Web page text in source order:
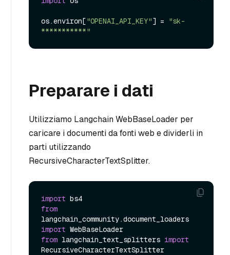
os.environ["OPENAI_API_KEY"] =
"sk-
***********"
Preparare i dati
Utilizziamo Langchain WebBaseLoader per
caricare i documenti da fonti web e dividerli in
parti utilizzando
RecursiveCharacterTextSplitter.
import
from
import
from langchain_text_splitters import
RecursiveCharacterTextSplitter